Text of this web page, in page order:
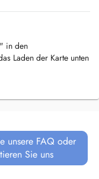
in den
Laden der Karte unten
unsere FAQ oder
Sie uns